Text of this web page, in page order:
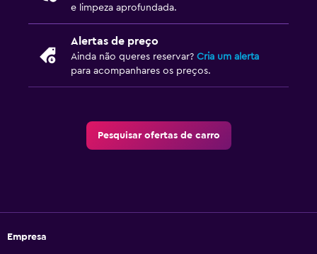
e limpeza aprofundada.
Alertas de preço
Ainda não queres reservar? Cria um alerta
para acompanhares os preços.
Pesquisar ofertas de carro
Empresa